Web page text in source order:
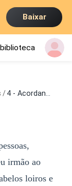
Baixar
/ 4 - Acordando
irmão ao
loiros e